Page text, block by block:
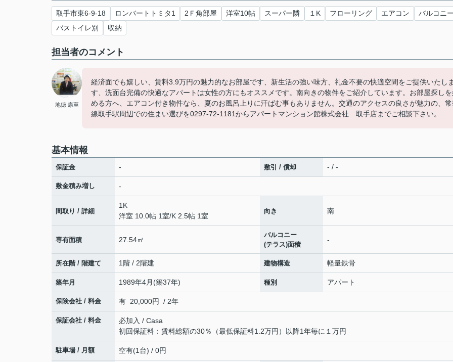
取手市東6-9-18 ロンバートトミタ1 2Ｆ角部屋 洋室10帖 スーパー隣 １K フローリング エアコン
バルコニ
バストイレ別
収納
担当者のコメント
地徳 康至
経済面でも嬉しい、賃料3.9万円の魅力的なお部屋です、新生活の強い味方、礼金不要の快適空間をご提供いたし
す、洗面台完備の快適なアパートは女性の方にもオススメです。南向きの物件をご紹介しています。お部屋探し
める方へ、エアコン付き物件なら、夏のお風呂上りに汗ばむ事もありません。交通のアクセスの良さが魅力の、
線取手駅周辺での住まい選びを0297-72-1181からアパートマンション館株式会社 取手店までご相談下さい。
基本情報
保証金 - 敷引 / 償却 - / -
敷金積み増し -
間取り / 詳細
1K
洋室 10.0帖 1室/K 2.5帖 1室
向き 南
専有面積 27.54㎡
バルコニー
(テラス)面積
-
所在階 / 階建て 1階 / 2階建 建物構造 軽量鉄骨
築年月 1989年4月(築37年) 種別 アパート
保険会社 / 料金 有 20,000円 / 2年
保証会社 / 料金
必加入 / Casa
初回保証料：賃料総額の30％（最低保証料1.2万円）以降1年毎に１万円
駐車場 / 月額 空有(1台) / 0円